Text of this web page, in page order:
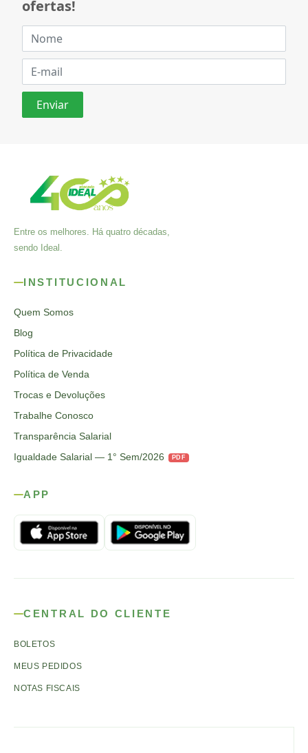
ofertas!
Entre os melhores. Há quatro décadas,
sendo Ideal.
INSTITUCIONAL
Quem Somos
Blog
Política de Privacidade
Política de Venda
Trocas e Devoluções
Trabalhe Conosco
Transparência Salarial
Igualdade Salarial — 1° Sem/2026
PDF
APP
CENTRAL DO CLIENTE
BOLETOS
MEUS PEDIDOS
NOTAS FISCAIS